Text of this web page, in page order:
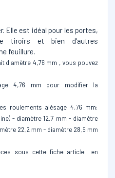
Elle est idéal pour les portes,
tiroirs et bien d'autres
feuillure.
diamètre 4,76 mm , vous pouvez
4,76 mm pour modifier la
roulements alésage 4,76 mm:
- diamètre 12,7 mm - diamètre
22,2 mm - diamètre 28,5 mm
sous cette fiche article en